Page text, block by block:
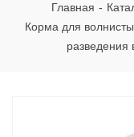
Главная -
Корма для
разведения